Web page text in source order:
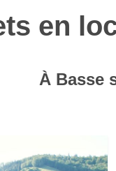
en
À Basse